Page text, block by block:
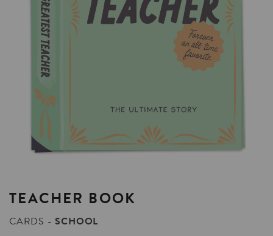
TEACHER BOOK
CARDS
SCHOOL